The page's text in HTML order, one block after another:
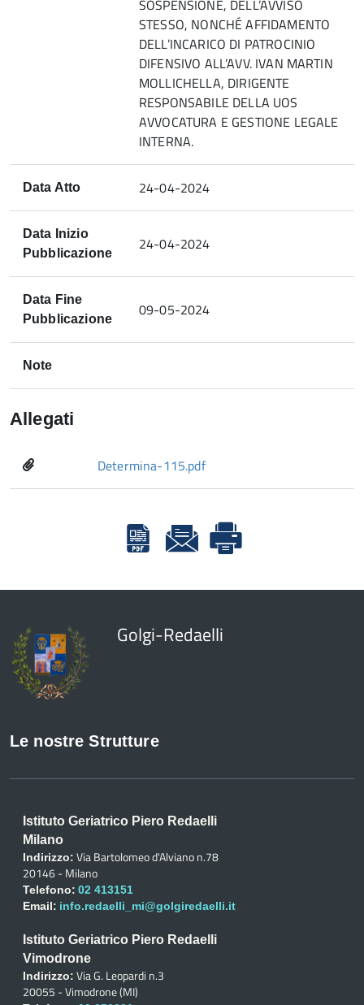
SOSPENSIONE, DELL’AVVISO
STESSO, NONCHÉ AFFIDAMENTO
DELL’INCARICO DI PATROCINIO
DIFENSIVO ALL’AVV. IVAN MARTIN
MOLLICHELLA, DIRIGENTE
RESPONSABILE DELLA UOS
AVVOCATURA E GESTIONE LEGALE
INTERNA.
Data Atto 24-04-2024
Data Inizio
Pubblicazione
24-04-2024
Data Fine
Pubblicazione
09-05-2024
Note
Allegati
Determina-115.pdf
Golgi-Redaelli
Le nostre Strutture
Istituto Geriatrico Piero Redaelli
Milano
Indirizzo: Via Bartolomeo d'Alviano n.78
20146 - Milano
Telefono: 02 413151
Email: info.redaelli_mi@golgiredaelli.it
Istituto Geriatrico Piero Redaelli
Vimodrone
Indirizzo: Via G. Leopardi n.3
20055 - Vimodrone (MI)